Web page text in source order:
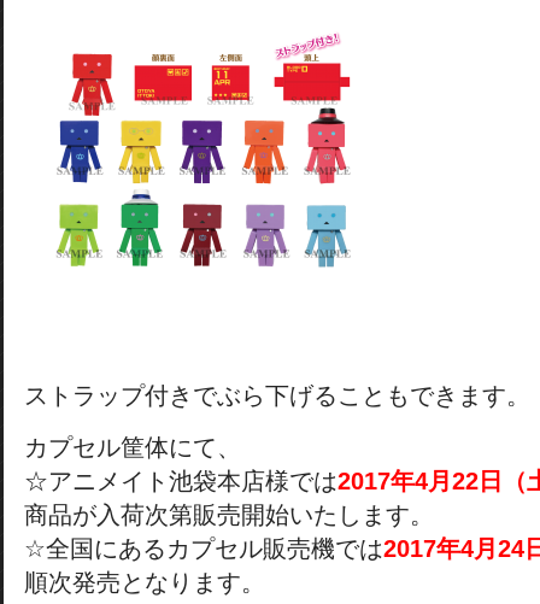
ストラップ付きでぶら下げることもできます。
カプセル筐体にて、
☆アニメイト池袋本店様では2017年4月22 日（
商品が入荷次第販売開始いたします。
☆全国にあるカプセル販売機では2017年4月24
順次発売となります。